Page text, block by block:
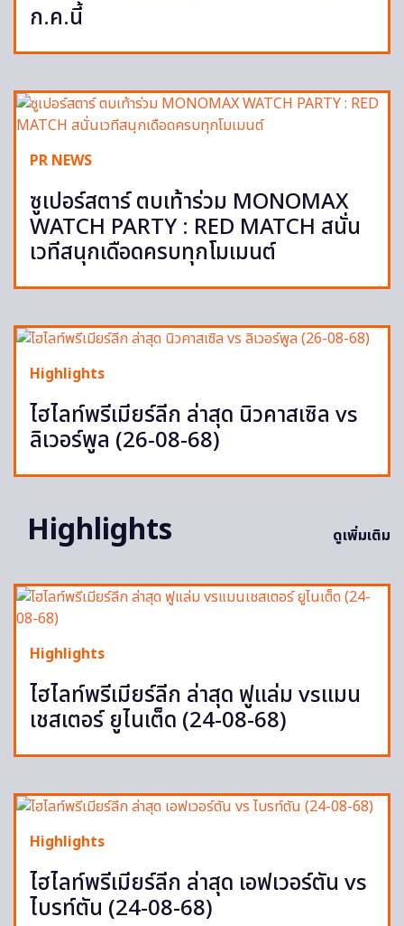
ก.ค.นี้
PR NEWS
ซูเปอร์สตาร์ ตบเท้าร่วม MONOMAX
WATCH PARTY : RED MATCH สนั่น
เวทีสนุกเดือดครบทุกโมเมนต์
Highlights
ไฮไลท์พรีเมียร์ลีก ล่าสุด นิวคาสเซิล vs
ลิเวอร์พูล (26-08-68)
Highlights ดูเพิ่มเติม
Highlights
ไฮไลท์พรีเมียร์ลีก ล่าสุด ฟูแล่ม vsแมน
เชสเตอร์ ยูไนเต็ด (24-08-68)
Highlights
ไฮไลท์พรีเมียร์ลีก ล่าสุด เอฟเวอร์ตัน vs
ไบรท์ตัน (24-08-68)